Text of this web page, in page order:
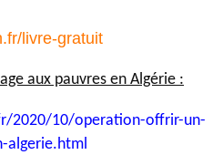
livre-gratuit
aux pauvres en Algérie :
2020/10/operation-offrir-un-
algerie.html